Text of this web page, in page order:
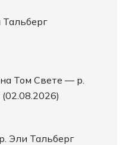
Том Свете — р.
Эли Тальберг